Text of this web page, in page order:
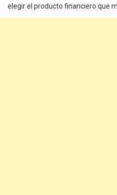
elegir el producto financiero que